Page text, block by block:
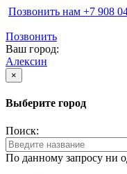
Позвонить нам ‪+7 908
Позвонить
Ваш город:
Алексин
×
Выберите город
Поиск:
По данному запросу ни